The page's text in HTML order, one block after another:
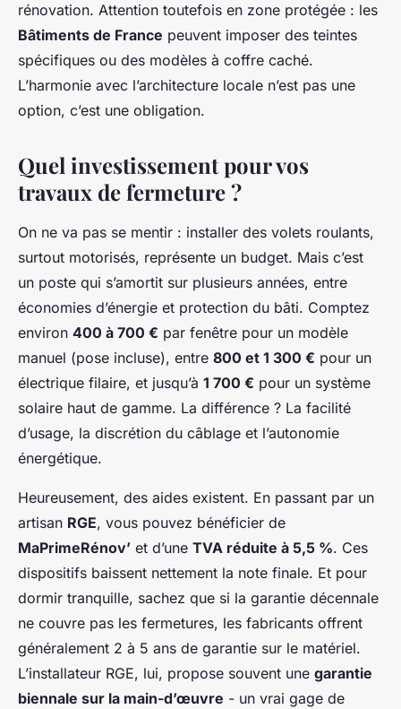
rénovation. Attention toutefois en zone protégée : les
Bâtiments de France peuvent imposer des teintes
spécifiques ou des modèles à coffre caché.
L’harmonie avec l’architecture locale n’est pas une
option, c’est une obligation.
Quel investissement pour vos
travaux de fermeture ?
On ne va pas se mentir : installer des volets roulants,
surtout motorisés, représente un budget. Mais c’est
un poste qui s’amortit sur plusieurs années, entre
économies d’énergie et protection du bâti. Comptez
environ 400 à 700 € par fenêtre pour un modèle
manuel (pose incluse), entre 800 et 1 300 € pour un
électrique filaire, et jusqu’à 1 700 € pour un système
solaire haut de gamme. La différence ? La facilité
d’usage, la discrétion du câblage et l’autonomie
énergétique.
Heureusement, des aides existent. En passant par un
artisan RGE, vous pouvez bénéficier de
MaPrimeRénov’ et d’une TVA réduite à 5,5 %. Ces
dispositifs baissent nettement la note finale. Et pour
dormir tranquille, sachez que si la garantie décennale
ne couvre pas les fermetures, les fabricants offrent
généralement 2 à 5 ans de garantie sur le matériel.
L’installateur RGE, lui, propose souvent une garantie
biennale sur la main-d’œuvre - un vrai gage de